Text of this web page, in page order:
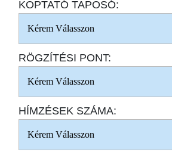
KOPTATÓ TAPOSÓ:
RÖGZÍTÉSI PONT:
HÍMZÉSEK SZÁMA: